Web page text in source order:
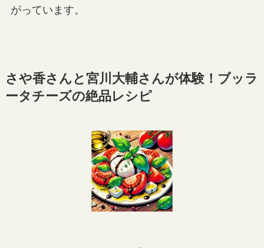
がっています。
さや香さんと宮川大輔さんが体験！ブッラ
ータチーズの絶品レシピ